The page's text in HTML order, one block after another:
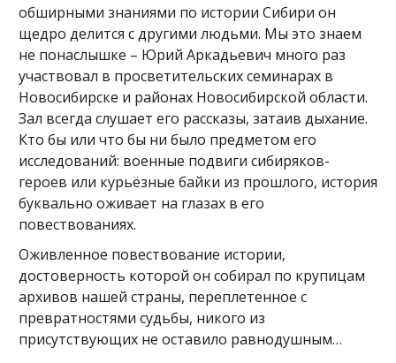
обширными знаниями по истории Сибири он
щедро делится с другими людьми. Мы это знаем
не понаслышке – Юрий Аркадьевич много раз
участвовал в просветительских семинарах в
Новосибирске и районах Новосибирской области.
Зал всегда слушает его рассказы, затаив дыхание.
Кто бы или что бы ни было предметом его
исследований: военные подвиги сибиряков-
героев или курьёзные байки из прошлого, история
буквально оживает на глазах в его
повествованиях.
Оживленное повествование истории,
достоверность которой он собирал по крупицам
архивов нашей страны, переплетенное с
превратностями судьбы, никого из
присутствующих не оставило равнодушным…